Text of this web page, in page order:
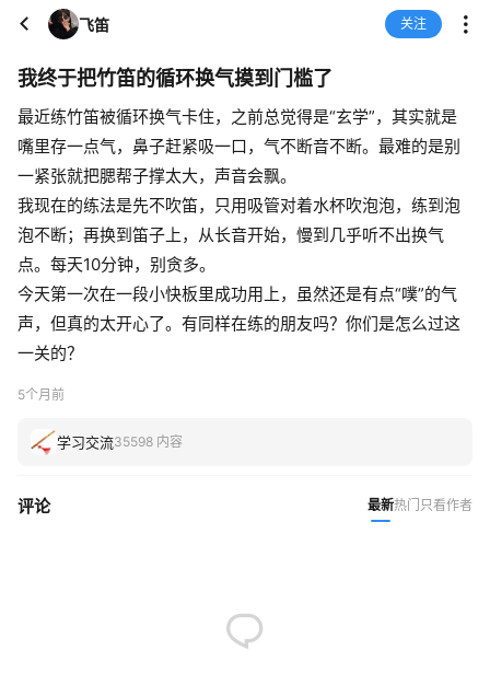
飞笛 关注
我终于把竹笛的循环换气摸到门槛了
最近练竹笛被循环换气卡住，之前总觉得是“玄学”，其实就是
嘴里存一点气，鼻子赶紧吸一口，气不断音不断。最难的是别
一紧张就把腮帮子撑太大，声音会飘。
我现在的练法是先不吹笛，只用吸管对着水杯吹泡泡，练到泡
泡不断；再换到笛子上，从长音开始，慢到几乎听不出换气
点。每天10分钟，别贪多。
今天第一次在一段小快板里成功用上，虽然还是有点“噗”的气
声，但真的太开心了。有同样在练的朋友吗？你们是怎么过这
一关的？
5个月前
学习交流35598 内容
评论 最新热门 只看作者